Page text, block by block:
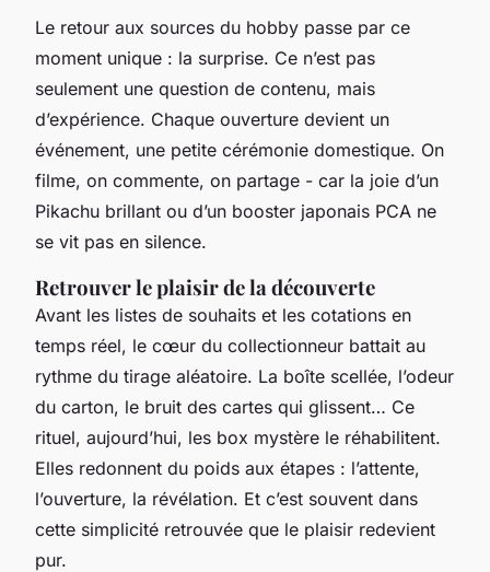
Le retour aux sources du hobby passe par ce
moment unique : la surprise. Ce n’est pas
seulement une question de contenu, mais
d’expérience. Chaque ouverture devient un
événement, une petite cérémonie domestique. On
filme, on commente, on partage - car la joie d’un
Pikachu brillant ou d’un booster japonais PCA ne
se vit pas en silence.
Retrouver le plaisir de la découverte
Avant les listes de souhaits et les cotations en
temps réel, le cœur du collectionneur battait au
rythme du tirage aléatoire. La boîte scellée, l’odeur
du carton, le bruit des cartes qui glissent… Ce
rituel, aujourd’hui, les box mystère le réhabilitent.
Elles redonnent du poids aux étapes : l’attente,
l’ouverture, la révélation. Et c’est souvent dans
cette simplicité retrouvée que le plaisir redevient
pur.